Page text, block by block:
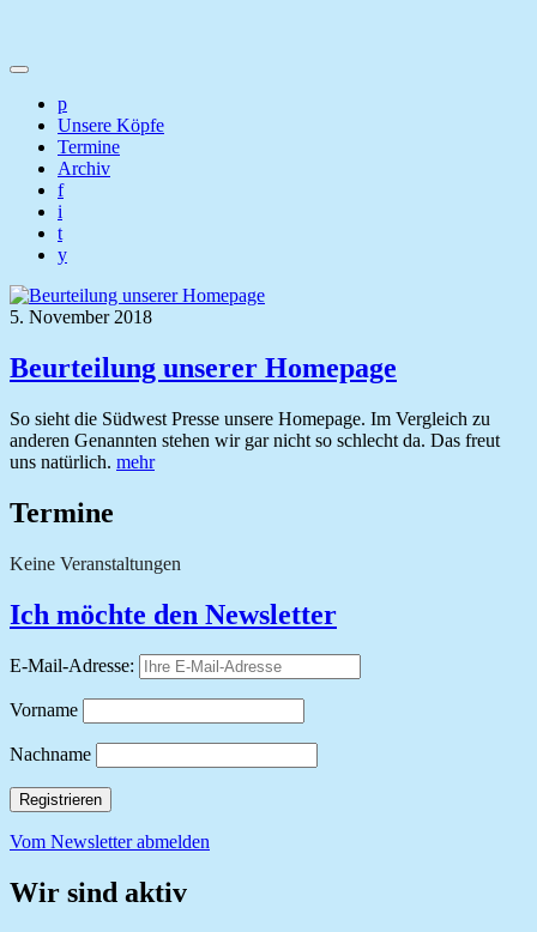
p
Unsere Köpfe
Termine
Archiv
f
i
t
y
5. November 2018
Beurteilung unserer Homepage
So sieht die Südwest Presse unsere Homepage. Im Vergleich zu
anderen Genannten stehen wir gar nicht so schlecht da. Das freut
uns natürlich. mehr
Termine
Keine Veranstaltungen
Ich möchte den Newsletter
E-Mail-Adresse:
Vorname
Nachname
Vom Newsletter abmelden
Wir sind aktiv